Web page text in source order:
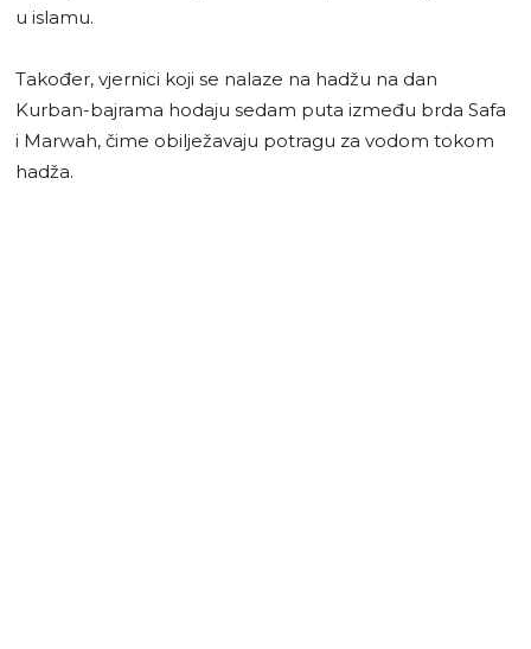
u islamu.
Također, vjernici koji se nalaze na hadžu na dan
Kurban-bajrama hodaju sedam puta između brda Safa
i Marwah, čime obilježavaju potragu za vodom tokom
hadža.